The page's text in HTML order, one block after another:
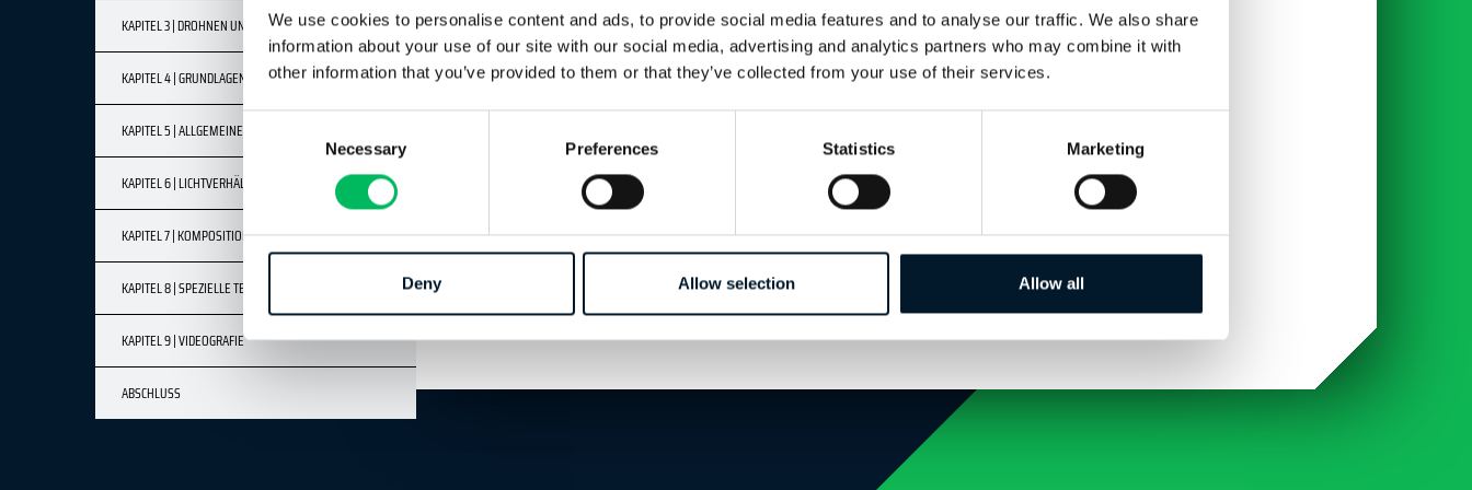
We use cookies to personalise content and ads, to provide social media features and to analyse our traffic. We also share
information about your use of our site with our social media, advertising and analytics partners who may combine it with
other information that you’ve provided to them or that they’ve collected from your use of their services.
Necessary Preferences Statistics Marketing
Deny Allow selection Allow all
KAPITEL 3 | DROHNEN UND KAMERAS
KAPITEL 4 | GRUNDLAGEN DER DIGITALKAMERA
KAPITEL 5 | ALLGEMEINES LICHT UND BELEUCHTUNG
KAPITEL 6 | LICHTVERHÄLTNISSE
KAPITEL 7 | KOMPOSITION & EINRAHMUNG
KAPITEL 8 | SPEZIELLE TECHNIKEN
KAPITEL 9 | VIDEOGRAFIE
ABSCHLUSS
Situationsprüfung (bautechnisch)
Kartografie und Vermessung
Marketing und Werbezwecke
Landschaftsfotografie
Erstellen Sie ein Konto, um weiterzulesen